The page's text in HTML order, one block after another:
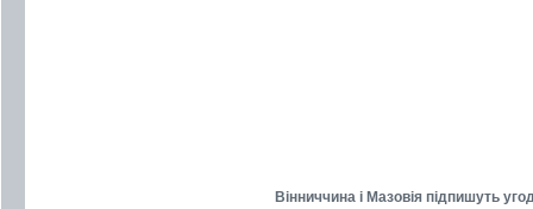
Вінниччина і Мазовія підпишуть